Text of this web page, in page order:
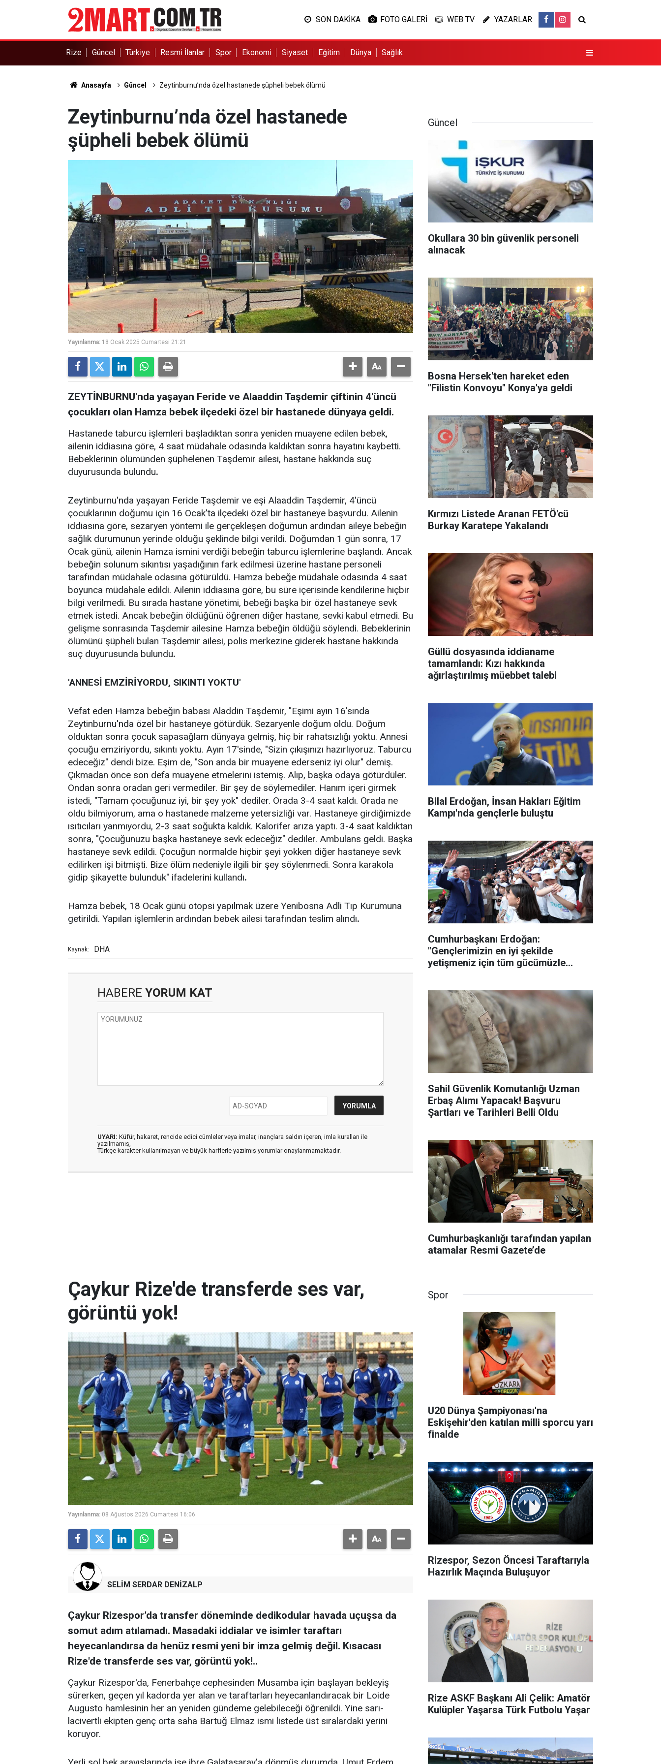
SON DAKİKA FOTO GALERİ WEB TV YAZARLAR
Rize Güncel Türkiye Resmi İlanlar Spor Ekonomi Siyaset Eğitim Dünya Sağlık
Anasayfa Güncel Zeytinburnu’nda özel hastanede şüpheli bebek ölümü
Zeytinburnu’nda özel hastanede
şüpheli bebek ölümü
Yayınlanma: 18 Ocak 2025 Cumartesi 21:21
ZEYTİNBURNU'nda yaşayan Feride ve Alaaddin Taşdemir çiftinin 4'üncü
çocukları olan Hamza bebek ilçedeki özel bir hastanede dünyaya geldi.
Hastanede taburcu işlemleri başladıktan sonra yeniden muayene edilen bebek,
ailenin iddiasına göre, 4 saat müdahale odasında kaldıktan sonra hayatını kaybetti.
Bebeklerinin ölümünden şüphelenen Taşdemir ailesi, hastane hakkında suç
duyurusunda bulundu.
Zeytinburnu'nda yaşayan Feride Taşdemir ve eşi Alaaddin Taşdemir, 4'üncü
çocuklarının doğumu için 16 Ocak'ta ilçedeki özel bir hastaneye başvurdu. Ailenin
iddiasına göre, sezaryen yöntemi ile gerçekleşen doğumun ardından aileye bebeğin
sağlık durumunun yerinde olduğu şeklinde bilgi verildi. Doğumdan 1 gün sonra, 17
Ocak günü, ailenin Hamza ismini verdiği bebeğin taburcu işlemlerine başlandı. Ancak
bebeğin solunum sıkıntısı yaşadığının fark edilmesi üzerine hastane personeli
tarafından müdahale odasına götürüldü. Hamza bebeğe müdahale odasında 4 saat
boyunca müdahale edildi. Ailenin iddiasına göre, bu süre içerisinde kendilerine hiçbir
bilgi verilmedi. Bu sırada hastane yönetimi, bebeği başka bir özel hastaneye sevk
etmek istedi. Ancak bebeğin öldüğünü öğrenen diğer hastane, sevki kabul etmedi. Bu
gelişme sonrasında Taşdemir ailesine Hamza bebeğin öldüğü söylendi. Bebeklerinin
ölümünü şüpheli bulan Taşdemir ailesi, polis merkezine giderek hastane hakkında
suç duyurusunda bulundu.
'ANNESİ EMZİRİYORDU, SIKINTI YOKTU'
Vefat eden Hamza bebeğin babası Aladdin Taşdemir, "Eşimi ayın 16'sında
Zeytinburnu'nda özel bir hastaneye götürdük. Sezaryenle doğum oldu. Doğum
olduktan sonra çocuk sapasağlam dünyaya gelmiş, hiç bir rahatsızlığı yoktu. Annesi
çocuğu emziriyordu, sıkıntı yoktu. Ayın 17'sinde, "Sizin çıkışınızı hazırlıyoruz. Taburcu
edeceğiz" dendi bize. Eşim de, "Son anda bir muayene ederseniz iyi olur" demiş.
Çıkmadan önce son defa muayene etmelerini istemiş. Alıp, başka odaya götürdüler.
Ondan sonra oradan geri vermediler. Bir şey de söylemediler. Hanım içeri girmek
istedi, "Tamam çocuğunuz iyi, bir şey yok" dediler. Orada 3-4 saat kaldı. Orada ne
oldu bilmiyorum, ama o hastanede malzeme yetersizliği var. Hastaneye girdiğimizde
ısıtıcıları yanmıyordu, 2-3 saat soğukta kaldık. Kalorifer arıza yaptı. 3-4 saat kaldıktan
sonra, "Çocuğunuzu başka hastaneye sevk edeceğiz" dediler. Ambulans geldi. Başka
hastaneye sevk edildi. Çocuğun normalde hiçbir şeyi yokken diğer hastaneye sevk
edilirken işi bitmişti. Bize ölüm nedeniyle ilgili bir şey söylenmedi. Sonra karakola
gidip şikayette bulunduk" ifadelerini kullandı.
Hamza bebek, 18 Ocak günü otopsi yapılmak üzere Yenibosna Adli Tıp Kurumuna
getirildi. Yapılan işlemlerin ardından bebek ailesi tarafından teslim alındı.
Kaynak: DHA
HABERE YORUM KAT
UYARI: Küfür, hakaret, rencide edici cümleler veya imalar, inançlara saldırı içeren, imla kuralları ile
yazılmamış,
Türkçe karakter kullanılmayan ve büyük harflerle yazılmış yorumlar onaylanmamaktadır.
Güncel
Okullara 30 bin güvenlik personeli
alınacak
Bosna Hersek'ten hareket eden
"Filistin Konvoyu" Konya'ya geldi
Kırmızı Listede Aranan FETÖ'cü
Burkay Karatepe Yakalandı
Güllü dosyasında iddianame
tamamlandı: Kızı hakkında
ağırlaştırılmış müebbet talebi
Bilal Erdoğan, İnsan Hakları Eğitim
Kampı'nda gençlerle buluştu
Cumhurbaşkanı Erdoğan:
"Gençlerimizin en iyi şekilde
yetişmeniz için tüm gücümüzle
Sahil Güvenlik Komutanlığı Uzman
Erbaş Alımı Yapacak! Başvuru
Şartları ve Tarihleri Belli Oldu
Cumhurbaşkanlığı tarafından yapılan
atamalar Resmi Gazete’de
Çaykur Rize'de transferde ses var,
görüntü yok!
Yayınlanma: 08 Ağustos 2026 Cumartesi 16:06
SELİM SERDAR DENİZALP
Çaykur Rizespor’da transfer döneminde dedikodular havada uçuşsa da
somut adım atılamadı. Masadaki iddialar ve isimler taraftarı
heyecanlandırsa da henüz resmi yeni bir imza gelmiş değil. Kısacası
Rize'de transferde ses var, görüntü yok!..
Çaykur Rizespor'da, Fenerbahçe cephesinden Musamba için başlayan bekleyiş
sürerken, geçen yıl kadorda yer alan ve taraftarları heyecanlandıracak bir Loide
Augusto hamlesinin her an yeniden gündeme gelebileceği öğrenildi. Yine sarı-
lacivertli ekipten genç orta saha Bartuğ Elmaz ismi listede üst sıralardaki yerini
koruyor.
Spor
U20 Dünya Şampiyonası'na
Eskişehir'den katılan milli sporcu yarı
finalde
Rizespor, Sezon Öncesi Taraftarıyla
Hazırlık Maçında Buluşuyor
Rize ASKF Başkanı Ali Çelik: Amatör
Kulüpler Yaşarsa Türk Futbolu Yaşar